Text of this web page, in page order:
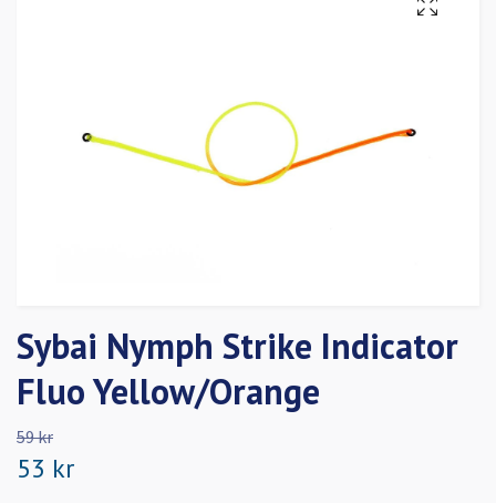
Sybai Nymph Strike Indicator
Fluo Yellow/Orange
59 kr
53 kr